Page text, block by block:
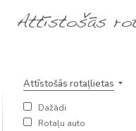
Attīstošās
Attīstošās rotaļlietas
Dažādi
Rotaļu auto